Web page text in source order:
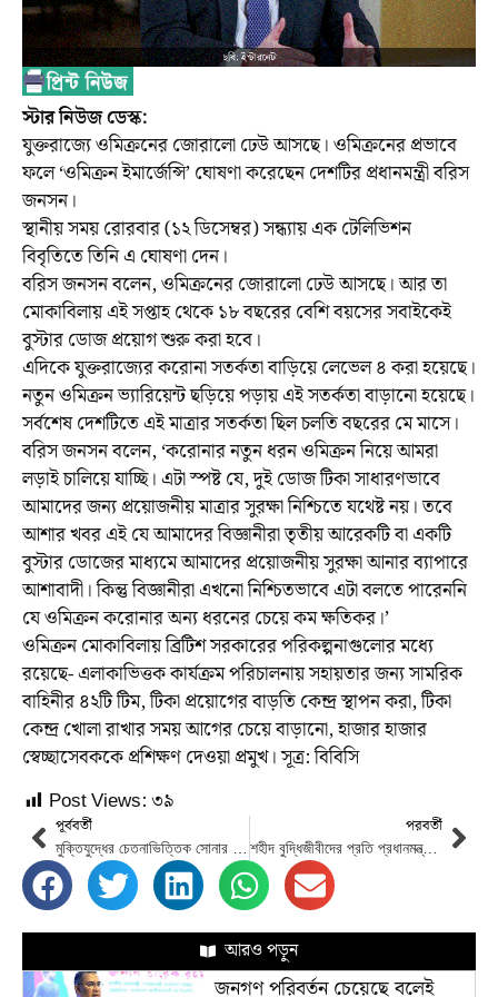
স্টার নিউজ ডেস্ক:
যুক্তরাজ্যে ওমিক্রনের জোরালো ঢেউ আসছে। ওমিক্রনের প্রভাবে
ফলে ‘ওমিক্রন ইমার্জেন্সি’ ঘোষণা করেছেন দেশটির প্রধানমন্ত্রী বরিস
জনসন।
স্থানীয় সময় রোরবার (১২ ডিসেম্বর) সন্ধ্যায় এক টেলিভিশন
বিবৃতিতে তিনি এ ঘোষণা দেন।
বরিস জনসন বলেন, ওমিক্রনের জোরালো ঢেউ আসছে। আর তা
মোকাবিলায় এই সপ্তাহ থেকে ১৮ বছরের বেশি বয়সের সবাইকেই
বুস্টার ডোজ প্রয়োগ শুরু করা হবে।
এদিকে যুক্তরাজ্যের করোনা সতর্কতা বাড়িয়ে লেভেল ৪ করা হয়েছে।
নতুন ওমিক্রন ভ্যারিয়েন্ট ছড়িয়ে পড়ায় এই সতর্কতা বাড়ানো হয়েছে।
সর্বশেষ দেশটিতে এই মাত্রার সতর্কতা ছিল চলতি বছরের মে মাসে।
বরিস জনসন বলেন, ‘করোনার নতুন ধরন ওমিক্রন নিয়ে আমরা
লড়াই চালিয়ে যাচ্ছি। এটা স্পষ্ট যে, দুই ডোজ টিকা সাধারণভাবে
আমাদের জন্য প্রয়োজনীয় মাত্রার সুরক্ষা নিশ্চিতে যথেষ্ট নয়। তবে
আশার খবর এই যে আমাদের বিজ্ঞানীরা তৃতীয় আরেকটি বা একটি
বুস্টার ডোজের মাধ্যমে আমাদের প্রয়োজনীয় সুরক্ষা আনার ব্যাপারে
আশাবাদী। কিন্তু বিজ্ঞানীরা এখনো নিশ্চিতভাবে এটা বলতে পারেননি
যে ওমিক্রন করোনার অন্য ধরনের চেয়ে কম ক্ষতিকর।’
ওমিক্রন মোকাবিলায় ব্রিটিশ সরকারের পরিকল্পনাগুলোর মধ্যে
রয়েছে- এলাকাভিত্তক কার্যক্রম পরিচালনায় সহায়তার জন্য সামরিক
বাহিনীর ৪২টি টিম, টিকা প্রয়োগের বাড়তি কেন্দ্র স্থাপন করা, টিকা
কেন্দ্র খোলা রাখার সময় আগের চেয়ে বাড়ানো, হাজার হাজার
স্বেচ্ছাসেবককে প্রশিক্ষণ দেওয়া প্রমুখ। সূত্র: বিবিসি
Post Views:৩৯
পূর্ববর্তী
মুক্তিযুদ্ধের চেতনাভিত্তিক সোনার বাংলা গড়তে পারলেই শহীদ বুদ্ধিজীবীদের আত্মত্যাগ সার্থক হবে: রাষ্ট্রপতি
পরবর্তী
শহীদ বুদ্ধিজীবীদের প্রতি প্রধানমন্ত্রীর শ্রদ্ধা নিবেদন
আরও পড়ুন
জনগণ পরিবর্তন চেয়েছে বলেই